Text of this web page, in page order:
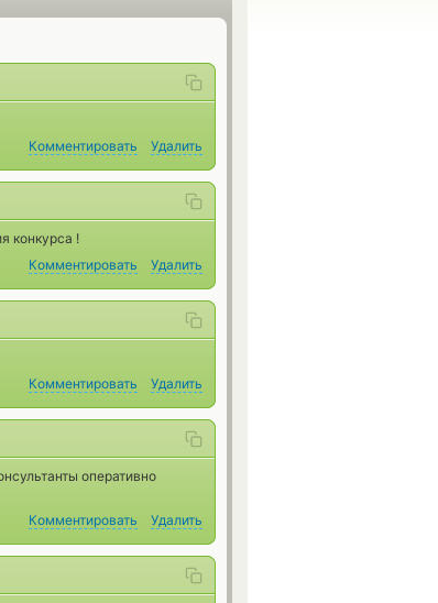
Комментировать
Удалить
конкурса !
Комментировать
Удалить
Комментировать
Удалить
оперативно
Комментировать
Удалить